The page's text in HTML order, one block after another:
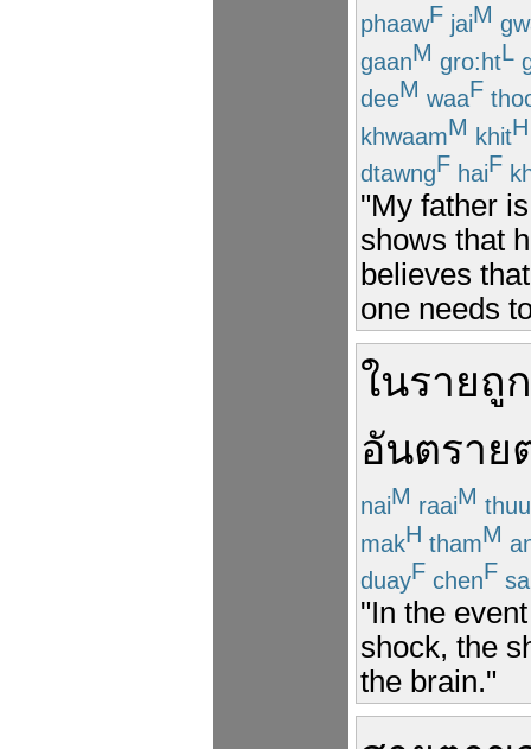
phaawF jaiM
gaanM gro:htL
deeM waaF
khwaamM khitH
dtawngF haiF
"My father
shows that
believes
one needs
ในรายถู
อันตราย
naiM raaiM
makH thamM
duayF chenF sa
"In the
shock, the
the brain."